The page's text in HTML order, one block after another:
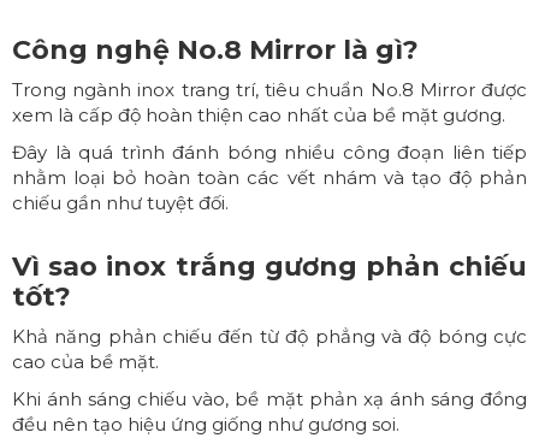
Công nghệ No.8 Mirror là gì?
Trong ngành inox trang trí, tiêu chuẩn No.8 Mirror được
xem là cấp độ hoàn thiện cao nhất của bề mặt gương.
Đây là quá trình đánh bóng nhiều công đoạn liên tiếp
nhằm loại bỏ hoàn toàn các vết nhám và tạo độ phản
chiếu gần như tuyệt đối.
Vì sao inox trắng gương phản chiếu
tốt?
Khả năng phản chiếu đến từ độ phẳng và độ bóng cực
cao của bề mặt.
Khi ánh sáng chiếu vào, bề mặt phản xạ ánh sáng đồng
đều nên tạo hiệu ứng giống như gương soi.